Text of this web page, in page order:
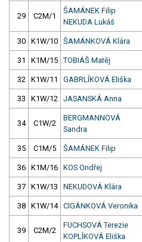
29 C2M/1
ŠAMÁNEK Filip
NEKUDA Lukáš
30 K1W/10 ŠAMÁNKOVÁ Klára
31 K1M/15 TOBIÁŠ Matěj
32 K1W/11 GABRLÍKOVÁ Eliška
33 K1W/12 JASANSKÁ Anna
34 C1W/2
BERGMANNOVÁ
Sandra
35 C1M/5 ŠAMÁNEK Filip
36 K1M/16 KOS Ondřej
37 K1W/13 NEKUDOVÁ Klára
38 K1W/14 CIGÁNKOVÁ Veronika
39 C2M/2
FUCHSOVÁ Terezie
KOPLÍKOVÁ Eliška